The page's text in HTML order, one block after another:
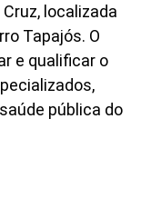
localizada
Tapajós. O
e qualificar o
pública do